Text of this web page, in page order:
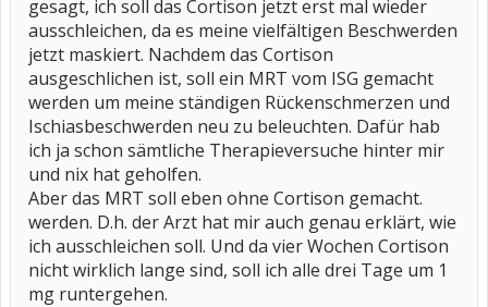
gesagt, ich soll das Cortison jetzt erst mal wieder
ausschleichen, da es meine vielfältigen Beschwerden
jetzt maskiert. Nachdem das Cortison
ausgeschlichen ist, soll ein MRT vom ISG gemacht
werden um meine ständigen Rückenschmerzen und
Ischiasbeschwerden neu zu beleuchten. Dafür hab
ich ja schon sämtliche Therapieversuche hinter mir
und nix hat geholfen.
Aber das MRT soll eben ohne Cortison gemacht.
werden. D.h. der Arzt hat mir auch genau erklärt, wie
ich ausschleichen soll. Und da vier Wochen Cortison
nicht wirklich lange sind, soll ich alle drei Tage um 1
mg runtergehen.